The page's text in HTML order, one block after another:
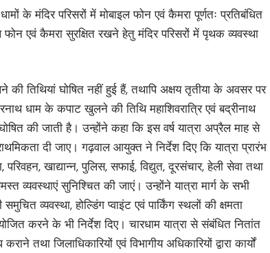
के मंदिर परिसरों में मोबाइल फोन एवं कैमरा पूर्णतः प्रतिबंधित
एवं कैमरा सुरक्षित रखने हेतु मंदिर परिसरों में पृथक व्यवस्था
तिथियां घोषित नहीं हुई हैं, तथापि अक्षय तृतीया के अवसर पर
धाम के कपाट खुलने की तिथि महाशिवरात्रि एवं बद्रीनाथ
की जाती है। उन्होंने कहा कि इस वर्ष यात्रा अप्रैल माह से
दी जाए। गढ़वाल आयुक्त ने निर्देश दिए कि यात्रा प्रारंभ
परिवहन, खाद्यान्न, पुलिस, सफाई, विद्युत, दूरसंचार, हेली सेवा तथा
व्यवस्थाएं सुनिश्चित की जाएं। उन्होंने यात्रा मार्ग के सभी
व्यवस्था, होल्डिंग प्वाइंट एवं पार्किंग स्थलों की क्षमता
करने के भी निर्देश दिए। चारधाम यात्रा से संबंधित नितांत
जिलाधिकारियों एवं विभागीय अधिकारियों द्वारा कार्यों